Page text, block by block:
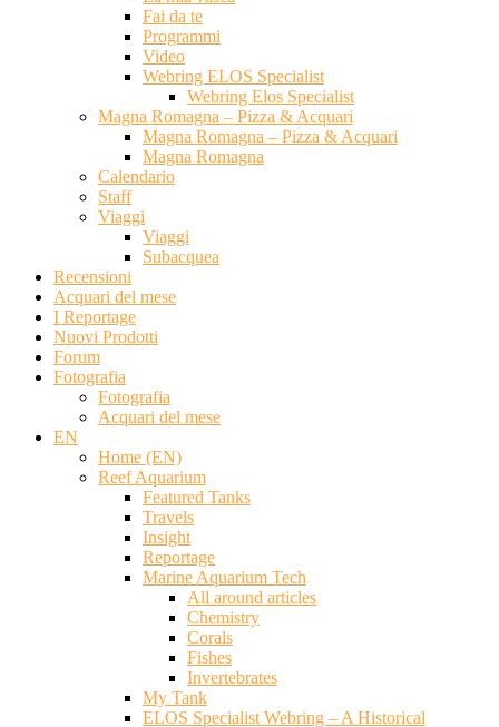
Fai da te
Programmi
Video
Webring ELOS Specialist
Webring Elos Specialist
Magna Romagna – Pizza & Acquari
Magna Romagna – Pizza & Acquari
Magna Romagna
Calendario
Staff
Viaggi
Viaggi
Subacquea
Recensioni
Acquari del mese
I Reportage
Nuovi Prodotti
Forum
Fotografia
Fotografia
Acquari del mese
EN
Home (EN)
Reef Aquarium
Featured Tanks
Travels
Insight
Reportage
Marine Aquarium Tech
All around articles
Chemistry
Corals
Fishes
Invertebrates
My Tank
ELOS Specialist Webring – A Historical